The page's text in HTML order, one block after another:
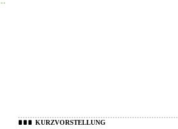
KURZVORSTELLUNG